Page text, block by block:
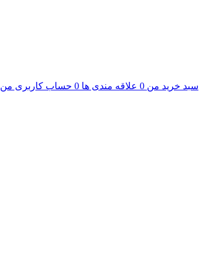
سبد خرید من 0 علاقه مندی ها 0 حساب کاربری من